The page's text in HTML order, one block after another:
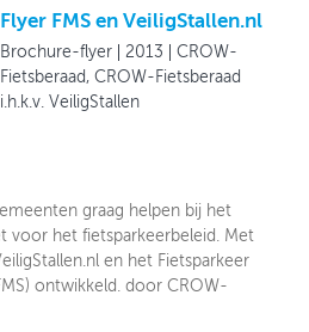
Flyer FMS en VeiligStallen.nl
Brochure-flyer 2013
CROW-
Fietsberaad, CROW-Fietsberaad
i.h.k.v. VeiligStallen
graag helpen bij het
voor het fietsparkeerbeleid. Met
en het Fietsparkeer
ontwikkeld. door CROW-